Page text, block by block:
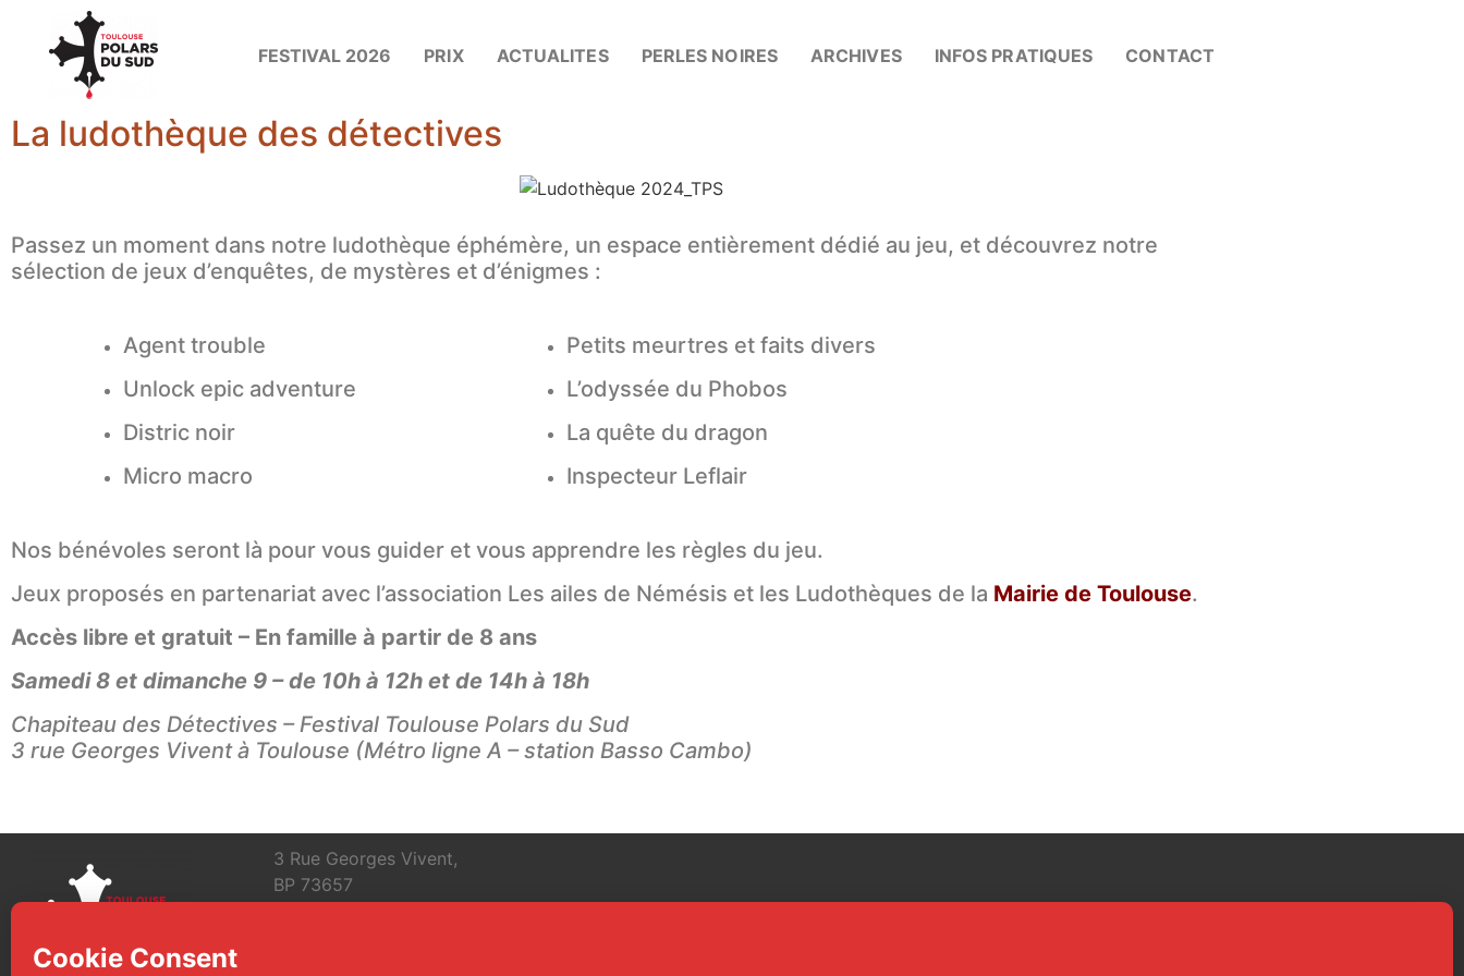
FESTIVAL 2026 PRIX ACTUALITES PERLES NOIRES ARCHIVES INFOS PRATIQUES CONTACT
La ludothèque des détectives
Passez un moment dans notre ludothèque éphémère, un espace entièrement dédié au jeu, et découvrez notre
sélection de jeux d’enquêtes, de mystères et d’énigmes :
Agent trouble
Unlock epic adventure
Distric noir
Micro macro
Petits meurtres et faits divers
L’odyssée du Phobos
La quête du dragon
Inspecteur Leflair
Nos bénévoles seront là pour vous guider et vous apprendre les règles du jeu.
Jeux proposés en partenariat avec l’association Les ailes de Némésis et les Ludothèques de la Mairie de Toulouse.
Accès libre et gratuit – En famille à partir de 8 ans
Samedi 8 et dimanche 9 – de 10h à 12h et de 14h à 18h
Chapiteau des Détectives – Festival Toulouse Polars du Sud
3 rue Georges Vivent à Toulouse (Métro ligne A – station Basso Cambo)
3 Rue Georges Vivent,
BP 73657